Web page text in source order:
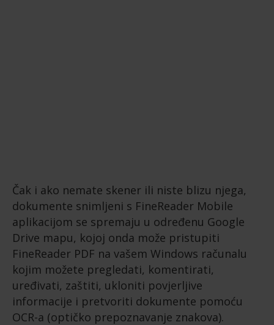
Čak i ako nemate skener ili niste blizu njega,
dokumente snimljeni s FineReader Mobile
aplikacijom se spremaju u određenu Google
Drive mapu, kojoj onda može pristupiti
FineReader PDF na vašem Windows računalu
kojim možete pregledati, komentirati,
uređivati, zaštiti, ukloniti povjerljive
informacije i pretvoriti dokumente pomoću
OCR-a (optičko prepoznavanje znakova).